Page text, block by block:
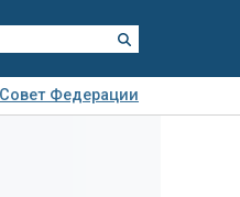
Совет Федерации